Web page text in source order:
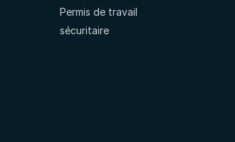
Permis de travail
sécuritaire